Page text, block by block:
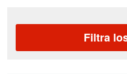
Filtra